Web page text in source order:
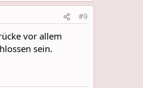
#9
vor allem
sein.